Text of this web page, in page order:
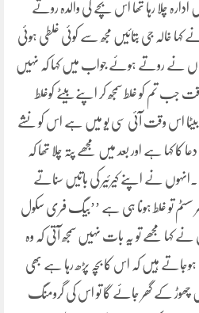
ادارہ چلا رہا تھا اس بچے کی والدہ روتے
خالہ جی بتائیں مجھ سے کوئی غلطی ہوئی
نے روتے ہوئے جواب میں کہا کہ نہیں
جب تم کو غلط سمجھ کر اپنے بیٹے کوغلط
بیٹا اس وقت آئی سی یو میں ہے اس کو نشے
کہا ہے اور بعد میں مجھے پتہ چلا تھا کہ
نے اپنے کیرئیر کی باتیں سناتے
سسٹم تو غلط ہونا ہی ہے ’’بیگ فری سکول
کہا مجھے تو یہ بات نہیں سمجھ آتی کہ وہ
ہیں کہ اس کا بچہ پڑھ رہا ہے بھی
کے گھر جائے گا تو اس کی گرومنگ